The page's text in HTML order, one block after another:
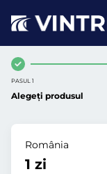
PASUL 1
Alegeți produsul
România
1 zi